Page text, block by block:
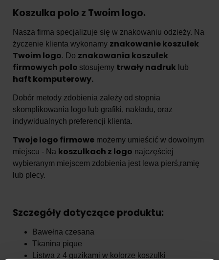
Koszulka polo z Twoim logo.
Nasza firma specjalizuje się w znakowaniu odzieży. Na
życzenie klienta wykonamy znakowanie koszulek
Twoim logo. Do znakowania koszulek
firmowych polo stosujemy trwały nadruk lub
haft komputerowy.
Dobór metody zdobienia zależy od stopnia
skomplikowania logo lub grafiki, nakładu, oraz
indywidualnych preferencji klienta.
Twoje logo firmowe możemy umieścić w dowolnym
miejscu - Na koszulkach z logo najczęściej
wybieranym miejscem zdobienia jest lewa pierś,ramię
lub plecy.
Szczegóły dotyczące produktu:
Bawełna czesana
Tkanina pique
Listwa z 4 guzikami w kolorze koszulki